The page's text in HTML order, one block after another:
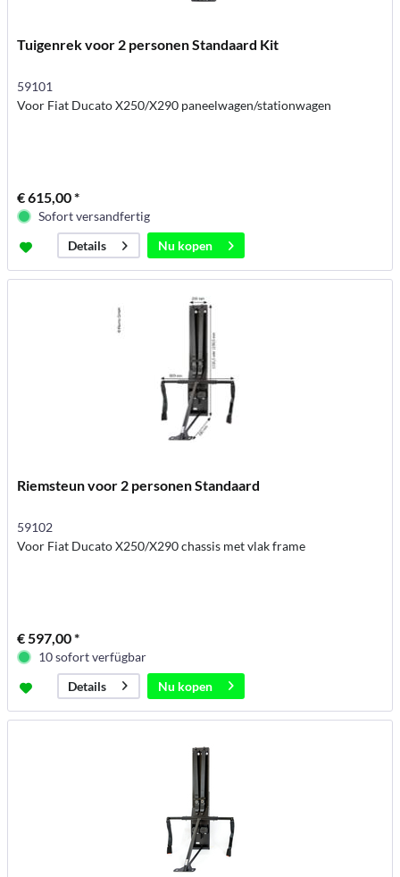
Tuigenrek voor 2 personen Standaard Kit
59101
Voor Fiat Ducato X250/X290 paneelwagen/stationwagen
€ 615,00 *
Sofort versandfertig
Details
Nu kopen
Riemsteun voor 2 personen Standaard
59102
Voor Fiat Ducato X250/X290 chassis met vlak frame
€ 597,00 *
10 sofort verfügbar
Details
Nu kopen